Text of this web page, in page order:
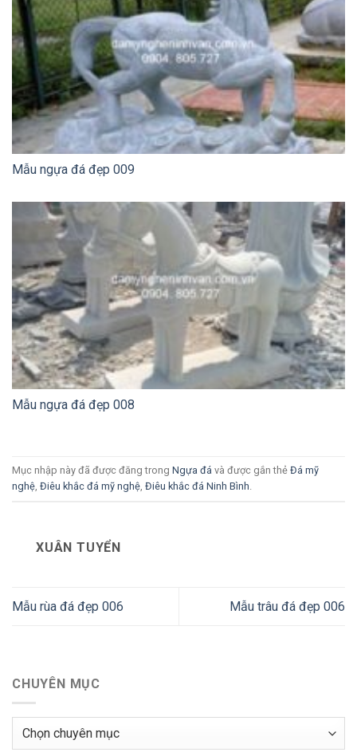
Mẫu ngựa đá đẹp 009
Mẫu ngựa đá đẹp 008
Mục nhập này đã được đăng trong Ngựa đá và được gắn thẻ Đá mỹ
nghệ Điêu khắc đá mỹ nghệ Điêu khắc đá Ninh Bình
XUÂN TUYỂN
Mẫu rùa đá đẹp 006 Mẫu trâu đá đẹp 006
CHUYÊN MỤC
Chuyên